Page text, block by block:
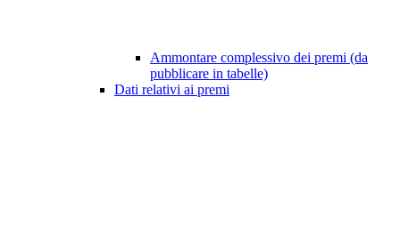
Ammontare complessivo dei premi (da
pubblicare in tabelle)
Dati relativi ai premi